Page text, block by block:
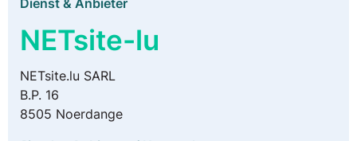
Dienst & Anbieter
NETsite-lu
NETsite.lu SARL
B.P. 16
8505 Noerdange